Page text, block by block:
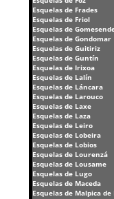
Esquelas de Frades
Esquelas de Friol
Esquelas de
Esquelas de Gondomar
Esquelas de Guitiriz
Esquelas de Guntín
Esquelas de Irixoa
Esquelas de Lalín
Esquelas de Láncara
Esquelas de Larouco
Esquelas de Laxe
Esquelas de Laza
Esquelas de Leiro
Esquelas de Lobeira
Esquelas de Lobios
Esquelas de Lourenzá
Esquelas de Lousame
Esquelas de Lugo
Esquelas de Maceda
Esquelas de Malpica